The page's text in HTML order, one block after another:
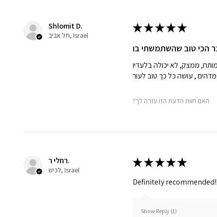
Shlomit D.
תל אביב, Israel
★★★★★
?האם חוות הדעת הזו עזרה לך
רחלי ר.
לכיש, Israel
★★★★★
Definitely recommended!
Show Reply (1)